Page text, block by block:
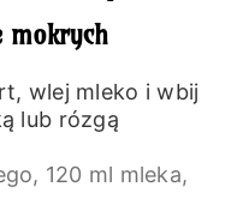
mokrych
wlej mleko i wbij
lub rózgą
120 ml mleka,